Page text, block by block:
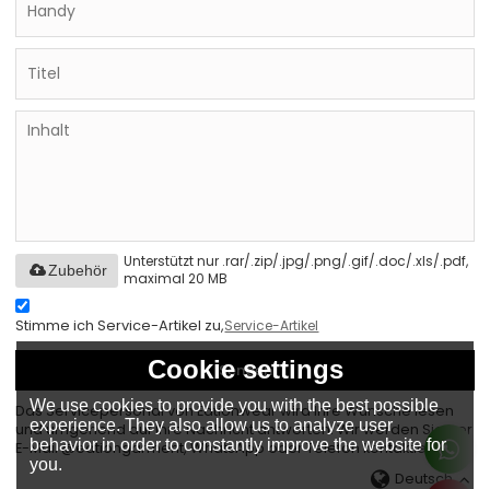
Unterstützt nur .rar/.zip/.jpg/.png/.gif/.doc/.xls/.pdf,
maximal 20 MB
Zubehör
Stimme ich Service-Artikel zu,Service-Artikel
Senden
Das Servicepersonal von Eationwear wird Ihre Wünsche lesen
und umgehend auf Ihre Nachricht antworten. Wir werden Sie per
E-Mail @eationgarment, WhatsApp oder Telefon kontaktieren.
Deutsch
Cookie settings
We use cookies to provide you with the best possible
experience. They also allow us to analyze user
behavior in order to constantly improve the website for
you.